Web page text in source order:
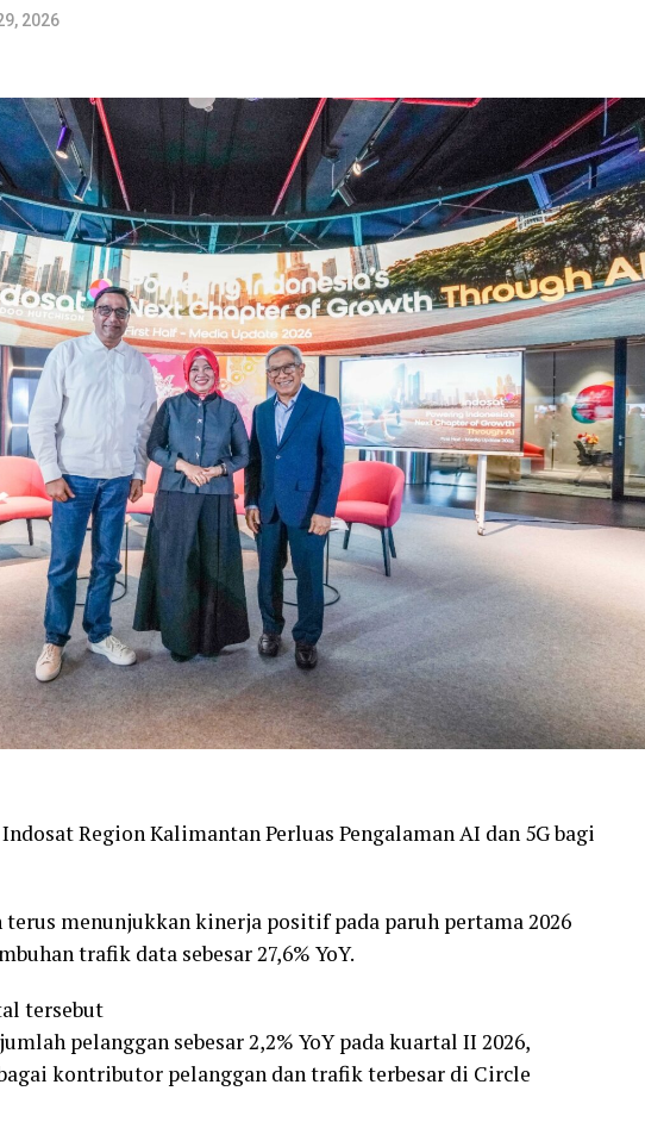
2026
Region Kalimantan Perluas Pengalaman AI dan 5G bagi
menunjukkan kinerja positif pada paruh pertama 2026
trafik data sebesar 27,6% YoY.
tersebut
pelanggan sebesar 2,2% YoY pada kuartal II 2026,
kontributor pelanggan dan trafik terbesar di Circle